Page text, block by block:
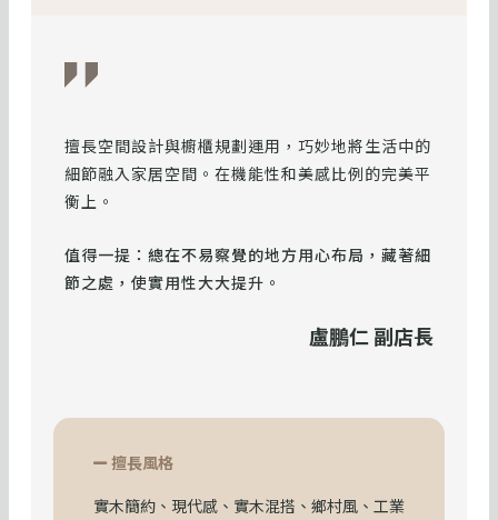
擅長空間設計與櫥櫃規劃運用，巧妙地將生活中的
細節融入家居空間。在機能性和美感比例的完美平
衡上。
值得一提：總在不易察覺的地方用心布局，藏著細
節之處，使實用性大大提升。
盧鵬仁 副店長
擅長風格
實木簡約、現代感、實木混搭、鄉村風、工業